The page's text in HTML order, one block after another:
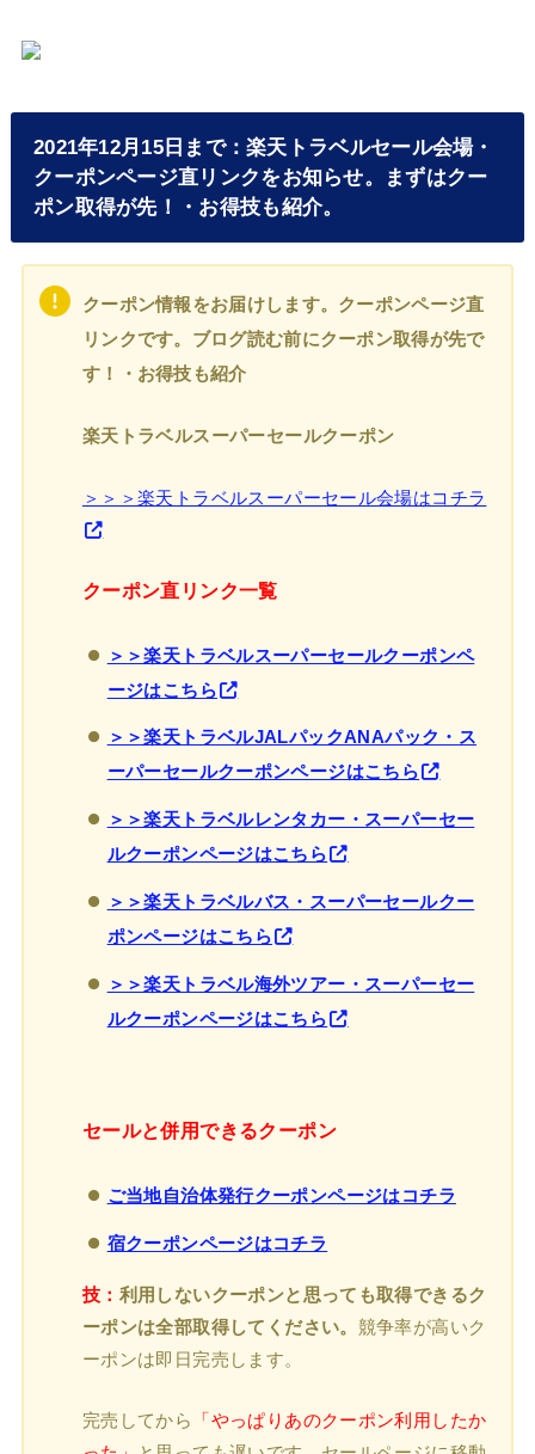
2021年12月15日まで：楽天トラベルセール会場・
クーポンページ直リンクをお知らせ。まずはクー
ポン取得が先！・お得技も紹介。
クーポン情報をお届けします。クーポンページ直
リンクです。ブログ読む前にクーポン取得が先で
す！・お得技も紹介
楽天トラベルスーパーセールクーポン
＞＞＞楽天トラベルスーパーセール会場はコチラ
クーポン直リンク一覧
＞＞楽天トラベルスーパーセールクーポンペ
ージはこちら
＞＞楽天トラベルJALパックANAパック・ス
ーパーセールクーポンページはこちら
＞＞楽天トラベルレンタカー・スーパーセー
ルクーポンページはこちら
＞＞楽天トラベルバス・スーパーセールクー
ポンページはこちら
＞＞楽天トラベル海外ツアー・スーパーセー
ルクーポンページはこちら
セールと併用できるクーポン
ご当地自治体発行クーポンページはコチラ
宿クーポンページはコチラ
技： 利用しないクーポンと思っても取得できるク
ーポンは全部取得してください。 競争率が高いク
ーポンは即日完売します。
完売してから
「やっぱりあのクーポン利用したか